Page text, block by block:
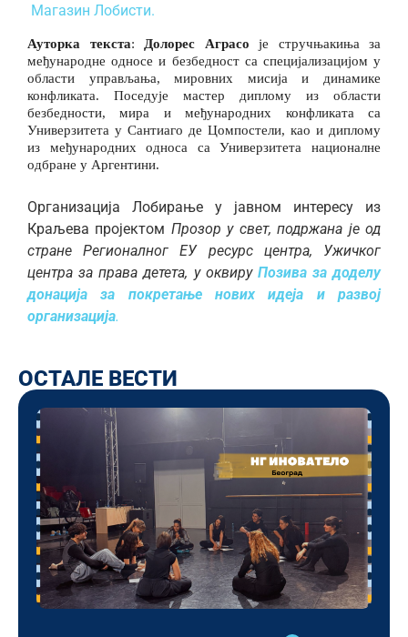
Магазин Лобисти.
Ауторка текста: Долорес Аграсо је стручњакиња за
међународне односе и безбедност са специјализацијом у
области управљања, мировних мисија и динамике
конфликата. Поседује мастер диплому из области
безбедности, мира и међународних конфликата са
Универзитета у Сантиаго де Цомпостели, као и диплому
из међународних односа са Универзитета националне
одбране у Аргентини.
Организација Лобирање у јавном интересу из
Краљева пројектом Прозор у свет, подржана је од
стране Регионалног ЕУ ресурс центра, Ужичког
центра за права детета, у оквиру Позива за доделу
донација за покретање нових идеја и развој
организација.
ОСТАЛЕ ВЕСТИ